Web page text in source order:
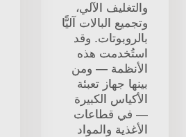
والتغليف الآلي،
وتجميع البالات آليًّا
بالروبوتات. وقد
استُخدمت هذه
الأنظمة — ومن
بينها جهاز تعبئة
الأكياس الكبيرة
— في قطاعات
الأغذية والمواد